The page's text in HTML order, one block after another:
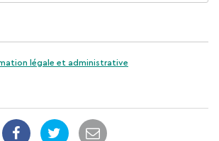
légale et administrative